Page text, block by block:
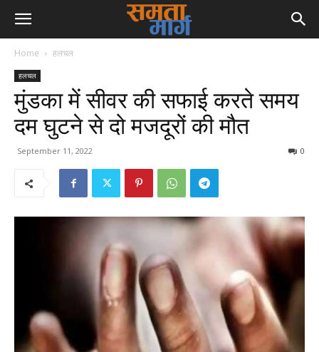
Home हलचल
हलचल
मुंडका में सीवर की सफाई करते समय
दम घुटने से दो मजदूरों की मौत
September 11, 2022 0